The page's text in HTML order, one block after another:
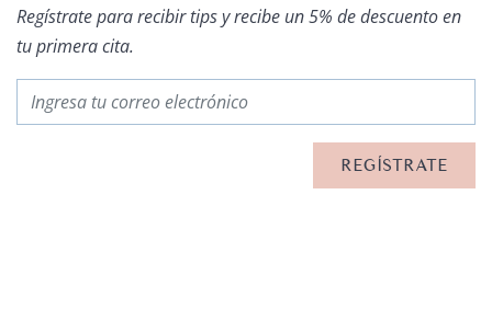
Regístrate para recibir tips y recibe un 5% de descuento en
tu primera cita.